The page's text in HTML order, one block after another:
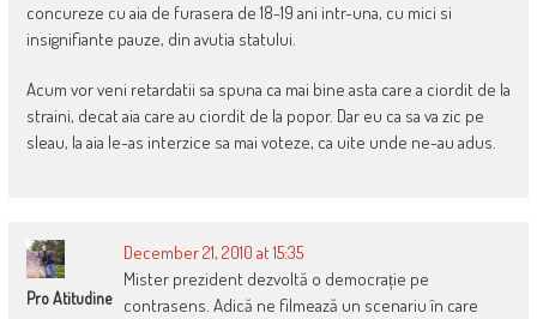
concureze cu aia de furasera de 18-19 ani intr-una, cu mici si
insignifiante pauze, din avutia statului.
Acum vor veni retardatii sa spuna ca mai bine asta care a ciordit de la
straini, decat aia care au ciordit de la popor. Dar eu ca sa va zic pe
sleau, la aia le-as interzice sa mai voteze, ca uite unde ne-au adus.
Pro Atitudine
December 21, 2010 at 15:35
Mister prezident dezvoltă o democrație pe
contrasens. Adică ne filmează un scenariu în care